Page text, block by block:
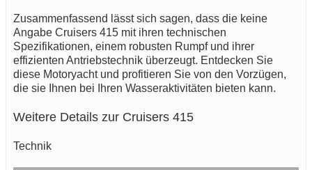
Zusammenfassend lässt sich sagen, dass die keine
Angabe Cruisers 415 mit ihren technischen
Spezifikationen, einem robusten Rumpf und ihrer
effizienten Antriebstechnik überzeugt. Entdecken Sie
diese Motoryacht und profitieren Sie von den Vorzügen,
die sie Ihnen bei Ihren Wasseraktivitäten bieten kann.
Weitere Details zur Cruisers 415
Technik